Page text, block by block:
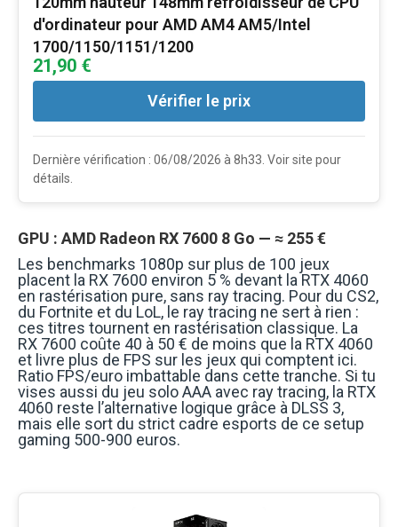
d'ordinateur pour AMD AM4 AM5/Intel
1700/1150/1151/1200
21,90 €
Vérifier le prix
Dernière vérification : 06/08/2026 à 8h33. Voir site pour
détails.
GPU : AMD Radeon RX 7600 8 Go — ≈ 255 €
Les benchmarks 1080p sur plus de 100 jeux
placent la RX 7600 environ 5 % devant la RTX 4060
en rastérisation pure, sans ray tracing. Pour du CS2,
du Fortnite et du LoL, le ray tracing ne sert à rien :
ces titres tournent en rastérisation classique. La
RX 7600 coûte 40 à 50 € de moins que la RTX 4060
et livre plus de FPS sur les jeux qui comptent ici.
Ratio FPS/euro imbattable dans cette tranche. Si tu
vises aussi du jeu solo AAA avec ray tracing, la RTX
4060 reste l’alternative logique grâce à DLSS 3,
mais elle sort du strict cadre esports de ce setup
gaming 500-900 euros.